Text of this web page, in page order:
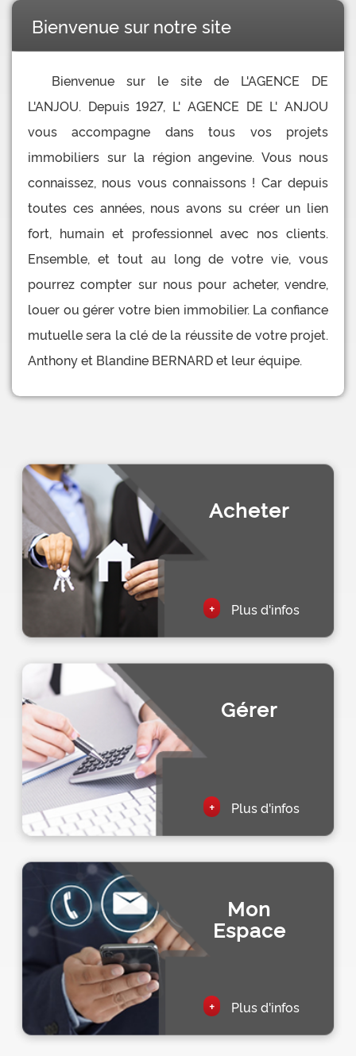
Bienvenue sur notre site
Bienvenue sur le site de L'AGENCE DE
L'ANJOU. Depuis 1927, L' AGENCE DE L' ANJOU
vous accompagne dans tous vos projets
immobiliers sur la région angevine. Vous nous
connaissez, nous vous connaissons ! Car depuis
toutes ces années, nous avons su créer un lien
fort, humain et professionnel avec nos clients.
Ensemble, et tout au long de votre vie, vous
pourrez compter sur nous pour acheter, vendre,
louer ou gérer votre bien immobilier. La confiance
mutuelle sera la clé de la réussite de votre projet.
Anthony et Blandine BERNARD et leur équipe.
Acheter
+ Plus d'infos
Gérer
+ Plus d'infos
Mon
Espace
+ Plus d'infos